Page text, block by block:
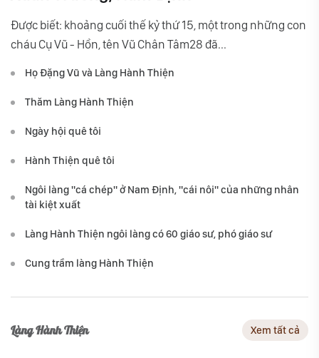
Được biết: khoảng cuối thế kỷ thứ 15, một trong những con
cháu Cụ Vũ - Hồn, tên Vũ Chân Tâm28 đã...
Họ Đặng Vũ và Làng Hành Thiện
Thăm Làng Hành Thiện
Ngày hội quê tôi
Hành Thiện quê tôi
Ngôi làng "cá chép" ở Nam Định, "cái nôi" của những nhân
tài kiệt xuất
Làng Hành Thiện ngôi làng có 60 giáo sư, phó giáo sư
Cung trầm làng Hành Thiện
Làng Hành Thiện Xem tất cả